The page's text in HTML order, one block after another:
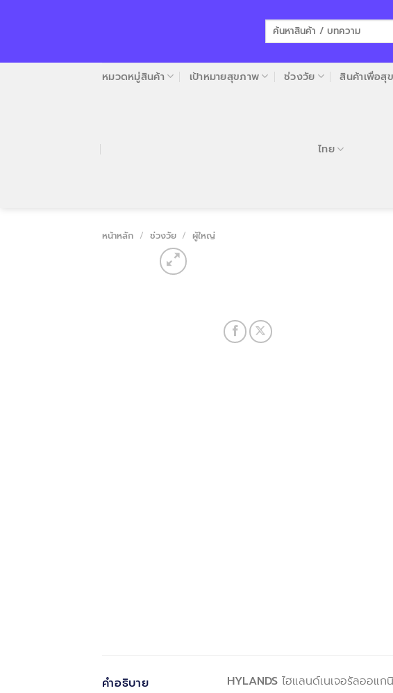
ค้นหา:
หมวดหมู่สินค้า เป้าหมายสุขภาพ ช่วงวัย สินค้าเพื่อสุ
ไทย
หน้าหลัก / ช่วงวัย / ผู้ใหญ่
คำอธิบาย HYLANDS ไฮแลนด์เนเจอรัลออแ